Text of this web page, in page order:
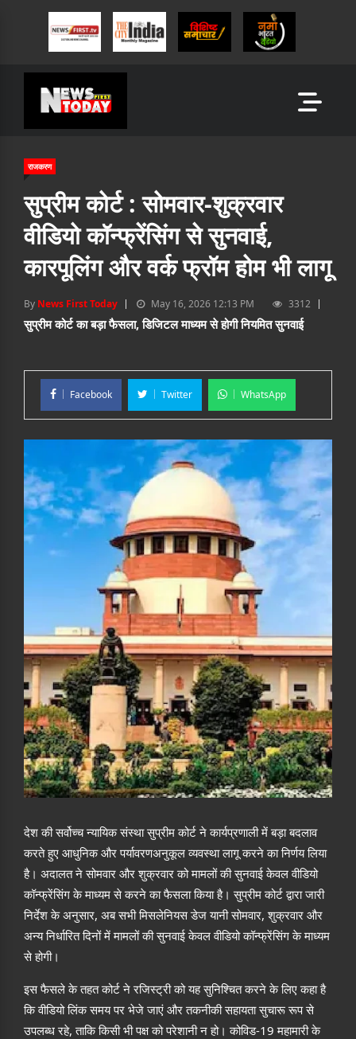
राजकरण
सुप्रीम कोर्ट : सोमवार-शुक्रवार
वीडियो कॉन्फ्रेंसिंग से सुनवाई,
कारपूलिंग और वर्क फ्रॉम होम भी लागू
By News First Today May 16, 2026 12:13 PM 3312
सुप्रीम कोर्ट का बड़ा फैसला, डिजिटल माध्यम से होगी नियमित सुनवाई
Facebook Twitter WhatsApp
देश की सर्वोच्च न्यायिक संस्था सुप्रीम कोर्ट ने कार्यप्रणाली में बड़ा बदलाव
करते हुए आधुनिक और पर्यावरणअनुकूल व्यवस्था लागू करने का निर्णय लिया
है। अदालत ने सोमवार और शुक्रवार को मामलों की सुनवाई केवल वीडियो
कॉन्फ्रेंसिंग के माध्यम से करने का फैसला किया है। सुप्रीम कोर्ट द्वारा जारी
निर्देश के अनुसार, अब सभी मिसलेनियस डेज यानी सोमवार, शुक्रवार और
अन्य निर्धारित दिनों में मामलों की सुनवाई केवल वीडियो कॉन्फ्रेंसिंग के माध्यम
से होगी।
इस फैसले के तहत कोर्ट ने रजिस्ट्री को यह सुनिश्चित करने के लिए कहा है
कि वीडियो लिंक समय पर भेजे जाएं और तकनीकी सहायता सुचारू रूप से
उपलब्ध रहे, ताकि किसी भी पक्ष को परेशानी न हो। कोविड-19 महामारी के